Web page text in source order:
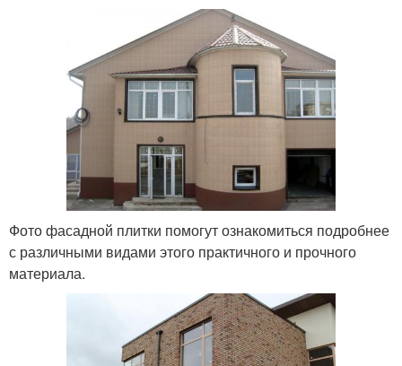
Фото фасадной плитки помогут ознакомиться подробнее
с различными видами этого практичного и прочного
материала.